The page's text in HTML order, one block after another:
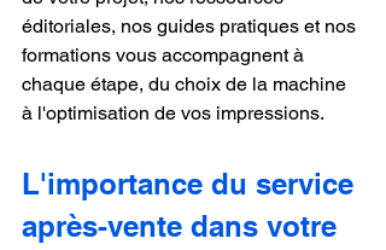
éditoriales, nos guides pratiques et nos
formations vous accompagnent à
chaque étape, du choix de la machine
à l'optimisation de vos impressions.
L'importance du service
après-vente dans votre